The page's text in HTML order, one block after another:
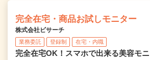
完全在宅・商品お試しモニター
株式会社ビサーチ
業務委託 登録制 在宅・内職
完全在宅OK！スマホで出来る美容モ